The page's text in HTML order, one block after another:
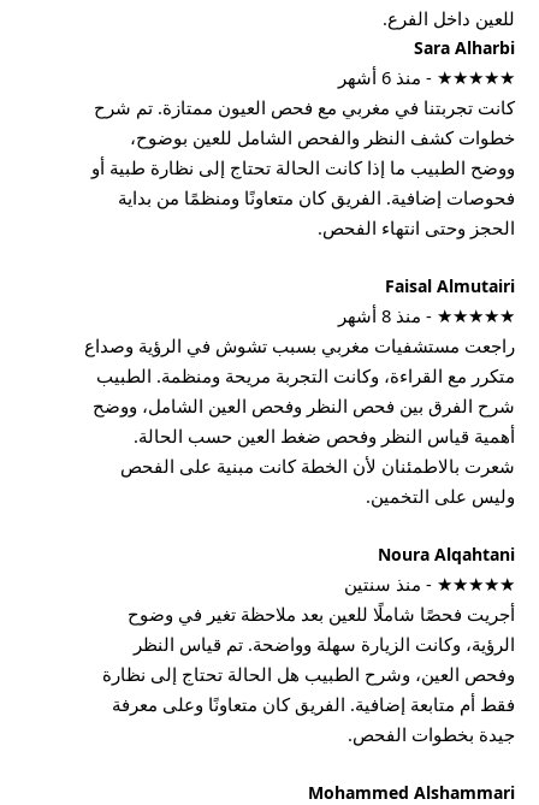
للعين داخل الفرع.
Sara Alharbi
★★★★★ - منذ 6 أشهر
كانت تجربتنا في مغربي مع فحص العيون ممتازة. تم شرح
خطوات كشف النظر والفحص الشامل للعين بوضوح،
ووضح الطبيب ما إذا كانت الحالة تحتاج إلى نظارة طبية أو
فحوصات إضافية. الفريق كان متعاونًا ومنظمًا من بداية
الحجز وحتى انتهاء الفحص.
Faisal Almutairi
★★★★★ - منذ 8 أشهر
راجعت مستشفيات مغربي بسبب تشوش في الرؤية وصداع
متكرر مع القراءة، وكانت التجربة مريحة ومنظمة. الطبيب
شرح الفرق بين فحص النظر وفحص العين الشامل، ووضح
أهمية قياس النظر وفحص ضغط العين حسب الحالة.
شعرت بالاطمئنان لأن الخطة كانت مبنية على الفحص
وليس على التخمين.
Noura Alqahtani
★★★★★ - منذ سنتين
أجريت فحصًا شاملًا للعين بعد ملاحظة تغير في وضوح
الرؤية، وكانت الزيارة سهلة وواضحة. تم قياس النظر
وفحص العين، وشرح الطبيب هل الحالة تحتاج إلى نظارة
فقط أم متابعة إضافية. الفريق كان متعاونًا وعلى معرفة
جيدة بخطوات الفحص.
Mohammed Alshammari